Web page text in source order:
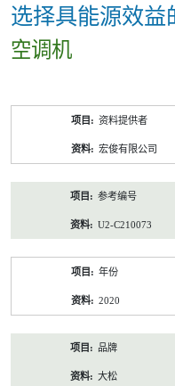
选择具能源效益
空调机
资料提供者
宏俊有限公司
参考编号
U2-C210073
年份
2020
品牌
大松